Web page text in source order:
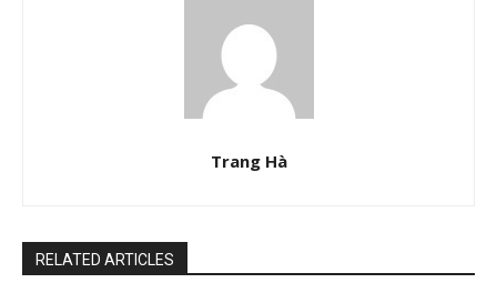
Trang Hà
RELATED ARTICLES